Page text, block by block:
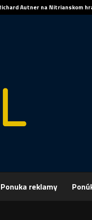
Autner na Nitrianskom
Ponuka reklamy
Archív Šport ŠPORT,